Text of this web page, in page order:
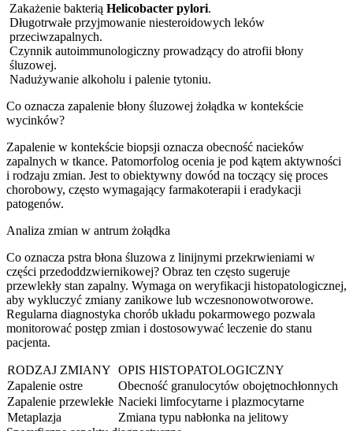
Zakażenie bakterią Helicobacter pylori.
Długotrwałe przyjmowanie niesteroidowych leków
przeciwzapalnych.
Czynnik autoimmunologiczny prowadzący do atrofii błony
śluzowej.
Nadużywanie alkoholu i palenie tytoniu.
Co oznacza zapalenie błony śluzowej żołądka w kontekście
wycinków?
Zapalenie w kontekście biopsji oznacza obecność nacieków
zapalnych w tkance. Patomorfolog ocenia je pod kątem aktywności
i rodzaju zmian. Jest to obiektywny dowód na toczący się proces
chorobowy, często wymagający farmakoterapii i eradykacji
patogenów.
Analiza zmian w antrum żołądka
Co oznacza pstra błona śluzowa z linijnymi przekrwieniami w
części przedoddzwiernikowej? Obraz ten często sugeruje
przewlekły stan zapalny. Wymaga on weryfikacji histopatologicznej,
aby wykluczyć zmiany zanikowe lub wczesnonowotworowe.
Regularna diagnostyka chorób układu pokarmowego pozwala
monitorować postęp zmian i dostosowywać leczenie do stanu
pacjenta.
RODZAJ ZMIANY OPIS HISTOPATOLOGICZNY
Zapalenie ostre
Obecność granulocytów obojętnochłonnych
Zapalenie przewlekłe Nacieki limfocytarne i plazmocytarne
Metaplazja
Zmiana typu nabłonka na jelitowy